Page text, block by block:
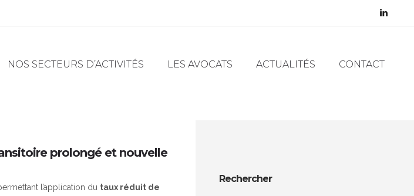
NOS SECTEURS D’ACTIVITÉS LES AVOCATS ACTUALITÉS CONTACT
prolongé et nouvelle
l’application du taux réduit de
Rechercher